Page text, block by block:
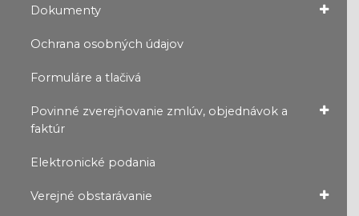
Dokumenty
Ochrana osobných údajov
Formuláre a tlačivá
Povinné zverejňovanie zmlúv, objednávok a
faktúr
Elektronické podania
Verejné obstarávanie